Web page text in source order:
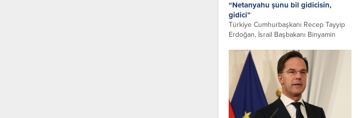
“Netanyahu şunu bil gidicisin,
gidici”
Türkiye Cumhurbaşkanı Recep Tayyip
Erdoğan, İsrail Başbakanı Binyamin
şunu bil gidicisin, gidici....